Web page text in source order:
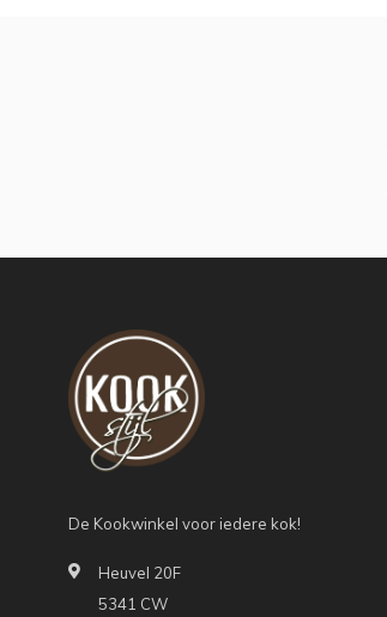
De Kookwinkel voor iedere kok!
Heuvel 20F
5341 CW